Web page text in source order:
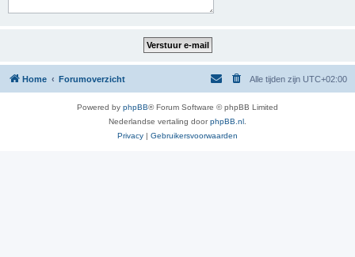
Home Forumoverzicht Alle tijden zijn UTC+02:00
Powered by phpBB® Forum Software © phpBB Limited
Nederlandse vertaling doorphpBB.nl
Privacy | Gebruikersvoorwaarden